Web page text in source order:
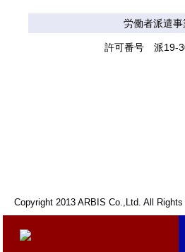
労働者派遣事
許可番号 派19-
Copyright 2013 ARBIS Co.,Ltd. All Rights